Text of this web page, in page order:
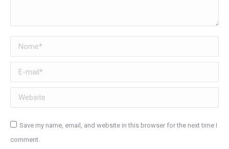
Nome *
E-mail *
Website
Save my name, email, and website in this browser for the next time I
comment.